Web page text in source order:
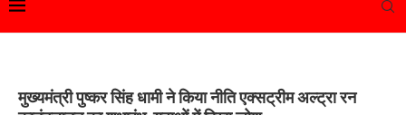
मुख्यमंत्री पुष्कर सिंह धामी ने किया नीति एक्सट्रीम अल्ट्रा रन